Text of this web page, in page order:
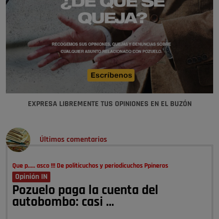
EXPRESA LIBREMENTE TUS OPINIONES EN EL BUZÓN
Últimos comentarios
Que p..... asco !!! De politicuchos y periodicuchos Ppineros
Opinión IN
Pozuelo paga la cuenta del
autobombo: casi …